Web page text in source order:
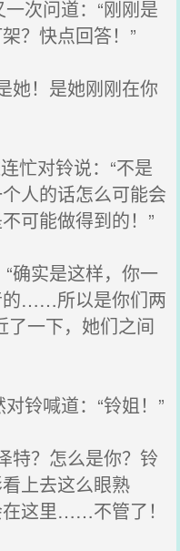
次问道：“刚刚是
？快点回答！”
她！是她刚刚在你
忙对铃说：“不是
人的话怎么可能会
可能做得到的！”
确实是这样，你一
的……所以是你们两
了一下，她们之间
铃喊道：“铃姐！”
特？怎么是你？铃
上去这么眼熟
这里……不管了！